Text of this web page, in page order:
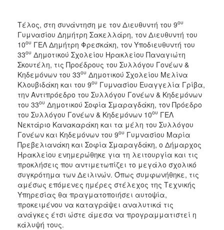
Τέλος, στη συνάντηση με τον Διευθυντή του 9ου
Γυμνασίου Δημήτρη Σακελλάρη, τον Διευθυντή του
10ου ΓΕΛ Δημήτρη Φρεσκάκη, τον Υποδιευθυντή του
33ου Δημοτικού Σχολείου Ηρακλείου Παναγιώτη
Σκουτέλη, τις Προέδρους του Συλλόγου Γονέων &
Κηδεμόνων του 33ου Δημοτικού Σχολείου Μελίνα
Κλουβιδάκη και του 9ου Γυμνασίου Ευαγγελία Γρίβα,
την Αντιπρόεδρο του Συλλόγου Γονέων & Κηδεμόνων
του 33ου Δημοτικού Σοφία Σμαραγδάκη, τον Πρόεδρο
του Συλλόγου Γονέων & Κηδεμόνων 10ου ΓΕΛ
Νεκτάριο Κανακαράκη και τα μέλη του Συλλόγου
Γονέων και Κηδεμόνων του 9ου Γυμνασίου Μαρία
Πρεβελιανάκη και Σοφία Σμαραγδάκη, ο Δήμαρχος
Ηρακλείου ενημερώθηκε για τη λειτουργία και τις
προκλήσεις που αντιμετωπίζει το μεγάλο σχολικό
συγκρότημα των Δειλινών. Όπως συμφωνήθηκε, τις
αμέσως επόμενες ημέρες στέλεχος της Τεχνικής
Υπηρεσίας θα πραγματοποιήσει αυτοψία,
προκειμένου να καταγράψει αναλυτικά τις
ανάγκες έτσι ώστε άμεσα να προγραμματιστεί η
κάλυψή τους.